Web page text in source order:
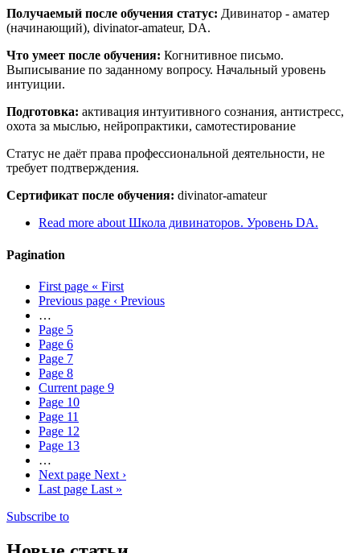
Получаемый после обучения статус: Дивинатор - аматер
(начинающий), divinator-amateur, DA.
Что умеет после обучения: Когнитивное письмо.
Выписывание по заданному вопросу. Начальный уровень
интуиции.
Подготовка: активация интуитивного сознания, антистресс,
охота за мыслью, нейропрактики, самотестирование
Статус не даёт права профессиональной деятельности, не
требует подтверждения.
Сертификат после обучения: divinator-amateur
Read more about Школа дивинаторов. Уровень DA.
Pagination
First page « First
Previous page ‹ Previous
…
Page 5
Page 6
Page 7
Page 8
Current page 9
Page 10
Page 11
Page 12
Page 13
…
Next page Next ›
Last page Last »
Subscribe to